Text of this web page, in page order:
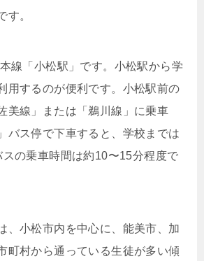
す。
線「小松駅」です。小松駅から学
用するのが便利です。小松駅前の
美線」または「鵜川線」に乗車
バス停で下車すると、学校までは
の乗車時間は約10〜15分程度で
、小松市内を中心に、能美市、加
町村から通っている生徒が多い傾